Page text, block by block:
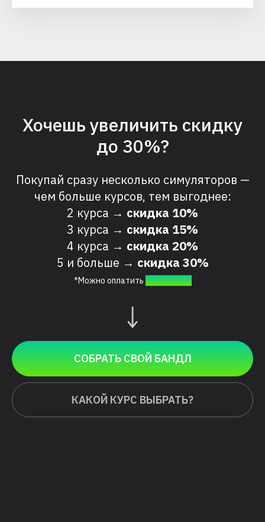
Хочешь увеличить скидку
до 30%?
Покупай сразу несколько симуляторов —
чем больше курсов, тем выгоднее:
2 курса → скидка 10%
3 курса → скидка 15%
4 курса → скидка 20%
5 и больше → скидка 30%
*Можно оплатить в рассрочку
СОБРАТЬ СВОЙ БАНДЛ
КАКОЙ КУРС ВЫБРАТЬ?